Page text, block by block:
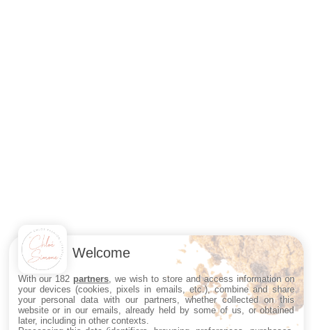
Welcome
With our 182 partners , we wish to store and access information on
your devices (cookies, pixels in emails, etc.), combine and share
your personal data with our partners, whether collected on this
website or in our emails, already held by some of us, or obtained
later, including in other contexts.